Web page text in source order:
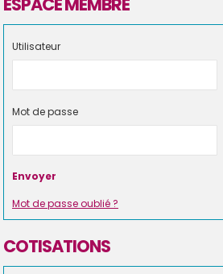
Utilisateur
Mot de passe
Mot de passe oublié ?
COTISATIONS